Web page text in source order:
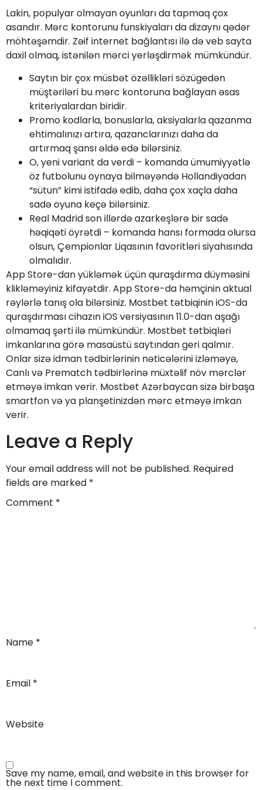
Lakin, populyar olmayan oyunları da tapmaq çox
asandır. Mərc kontorunu funskiyaları da dizaynı qədər
möhtəşəmdir. Zəif internet bağlantısı ilə də veb sayta
daxil olmaq, istənilən mərci yerləşdirmək mümkündür.
Saytın bir çox müsbət özəllikləri sözügedən
müştəriləri bu mərc kontoruna bağlayan əsas
kriteriyalardan biridir.
Promo kodlarla, bonuslarla, aksiyalarla qazanma
ehtimalınızı artıra, qazanclarınızı daha da
artırmaq şansı əldə edə bilərsiniz.
O, yeni variant da verdi – komanda ümumiyyətlə
öz futbolunu oynaya bilməyəndə Hollandiyadan
“sütun” kimi istifadə edib, daha çox xaçla daha
sadə oyuna keçə bilərsiniz.
Real Madrid son illərdə azarkeşlərə bir sadə
həqiqəti öyrətdi – komanda hansı formada olursa
olsun, Çempionlar Liqasının favoritləri siyahısında
olmalıdır.
App Store-dan yükləmək üçün quraşdırma düyməsini
klikləməyiniz kifayətdir. App Store-da həmçinin aktual
rəylərlə tanış ola bilərsiniz. Mostbet tətbiqinin iOS-da
quraşdırması cihazın iOS versiyasının 11.0-dan aşağı
olmamaq şərti ilə mümkündür. Mostbet tətbiqləri
imkanlarına görə masaüstü saytından geri qalmır.
Onlar sizə idman tədbirlərinin nəticələrini izləməyə,
Canlı və Prematch tədbirlərinə müxtəlif növ mərclər
etməyə imkan verir. Mostbet Azərbaycan sizə birbaşa
smartfon və ya planşetinizdən mərc etməyə imkan
verir.
Leave a Reply
Your email address will not be published. Required
fields are marked *
Comment *
Name *
Email *
Website
Save my name, email, and website in this browser for
the next time I comment.